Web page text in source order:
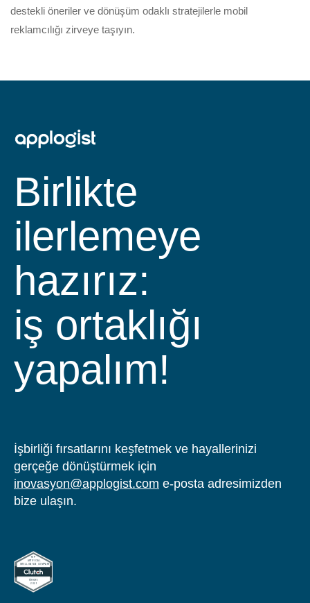
destekli öneriler ve dönüşüm odaklı stratejilerle mobil
reklamcılığı zirveye taşıyın.
Birlikte
ilerlemeye
hazırız:
iş ortaklığı
yapalım!
İşbirliği fırsatlarını keşfetmek ve hayallerinizi
gerçeğe dönüştürmek için
inovasyon@applogist.com e-posta adresimizden
bize ulaşın.